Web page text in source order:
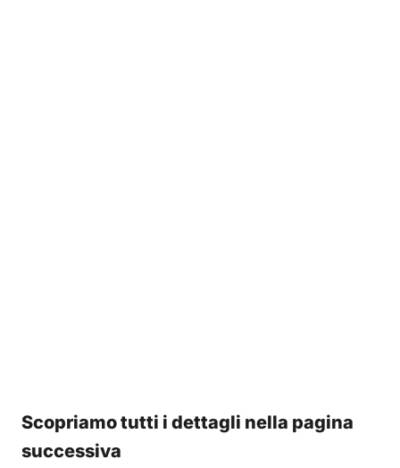
Scopriamo tutti i dettagli nella pagina
successiva